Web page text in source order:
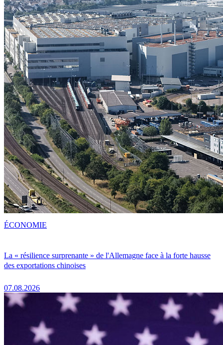
La « résilience surprenante » de l'Allemagne face à la forte hausse
des exportations chinoises
07.08.2026
ÉCONOMIE